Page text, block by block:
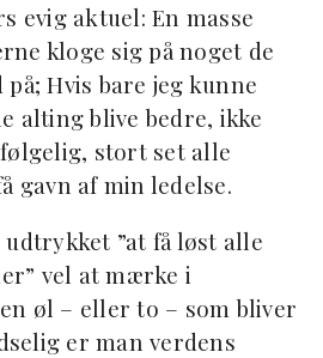
evig aktuel: En masse
kloge sig på noget de
Hvis bare jeg kunne
alting blive bedre, ikke
stort set alle
gavn af min ledelse.
”at få løst alle
vel at mærke i
øl – eller to – som bliver
er man verdens